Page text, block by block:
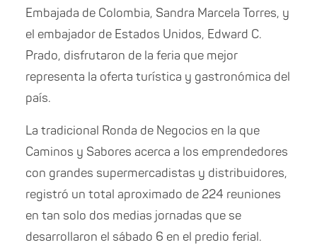
Embajada de Colombia, Sandra Marcela Torres, y
el embajador de Estados Unidos, Edward C.
Prado, disfrutaron de la feria que mejor
representa la oferta turística y gastronómica del
país.
La tradicional Ronda de Negocios en la que
Caminos y Sabores acerca a los emprendedores
con grandes supermercadistas y distribuidores,
registró un total aproximado de 224 reuniones
en tan solo dos medias jornadas que se
desarrollaron el sábado 6 en el predio ferial.